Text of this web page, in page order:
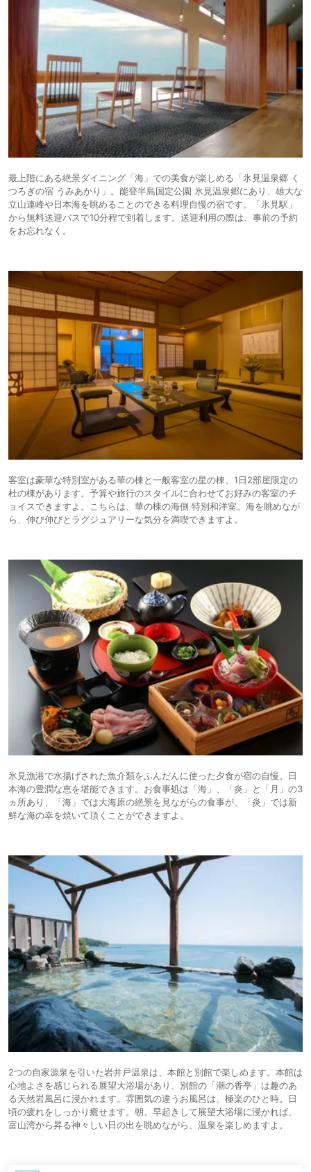
最上階にある絶景ダイニング「海」での美食が楽しめる「氷見温泉郷 く
つろぎの宿 うみあかり」。能登半島国定公園 氷見温泉郷にあり、雄大な
立山連峰や日本海を眺めることのできる料理自慢の宿です。「氷見駅」
から無料送迎バスで10分程で到着します。送迎利用の際は、事前の予約
をお忘れなく。
客室は豪華な特別室がある華の棟と一般客室の星の棟、1日2部屋限定の
杜の棟があります。予算や旅行のスタイルに合わせてお好みの客室のチ
ョイスできますよ。こちらは、華の棟の海側 特別和洋室。海を眺めなが
ら、伸び伸びとラグジュアリーな気分を満喫できますよ。
氷見漁港で水揚げされた魚介類をふんだんに使った夕食が宿の自慢。日
本海の豊潤な恵を堪能できます。お食事処は「海」、「炎」と「月」の3
ヵ所あり、「海」では大海原の絶景を見ながらの食事が、「炎」では新
鮮な海の幸を焼いて頂くことができますよ。
2つの自家源泉を引いた岩井戸温泉は、本館と別館で楽しめます。本館は
心地よさを感じられる展望大浴場があり、別館の「潮の香亭」は趣のあ
る天然岩風呂に浸かれます。雰囲気の違うお風呂は、極楽のひと時。日
頃の疲れをしっかり癒せます。朝、早起きして展望大浴場に浸かれば、
富山湾から昇る神々しい日の出を眺めながら、温泉を楽しめますよ。